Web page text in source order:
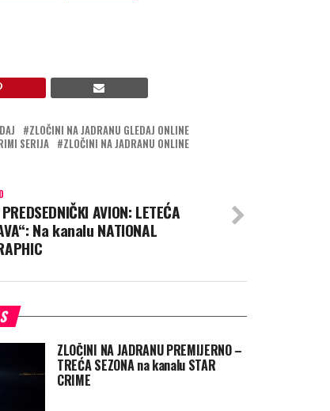
ZLOČINI NA JADRANU GLEDAJ ONLINE
SERIJA
ZLOČINI NA JADRANU ONLINE
AVION: LETEĆA
Na kanalu NATIONAL
ZLOČINI NA JADRANU PREMIJERNO –
TREĆA SEZONA na kanalu STAR
CRIME